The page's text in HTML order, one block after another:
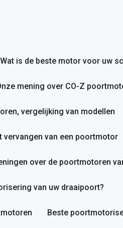
Wat is de beste motor voor uw
mening over CO-Z
vergelijking van modellen
vervangen van een poortmotor
over de poortmotoren
van uw draaipoort?
Beste